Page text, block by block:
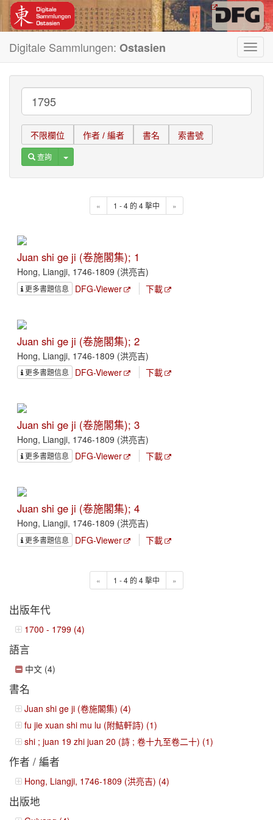
Digitale Sammlungen: Ostasien
不限欄位 作者 / 編者 書名 索書號
查詢 Toggle Dropdown
« 1 - 4 的 4 擊中 »
Juan shi ge ji (卷施閣集); 1
Hong, Liangji, 1746-1809 (洪亮吉)
更多書題信息 DFG-Viewer 下載
Juan shi ge ji (卷施閣集); 2
Hong, Liangji, 1746-1809 (洪亮吉)
更多書題信息 DFG-Viewer 下載
Juan shi ge ji (卷施閣集); 3
Hong, Liangji, 1746-1809 (洪亮吉)
更多書題信息 DFG-Viewer 下載
Juan shi ge ji (卷施閣集); 4
Hong, Liangji, 1746-1809 (洪亮吉)
更多書題信息 DFG-Viewer 下載
« 1 - 4 的 4 擊中 »
出版年代
1700 - 1799 (4)
語言
中文 (4)
書名
Juan shi ge ji (卷施閣集) (4)
fu jie xuan shi mu lu (附鮚軒詩) (1)
shi ; juan 19 zhi juan 20 (詩 ; 卷十九至卷二十) (1)
作者 / 編者
Hong, Liangji, 1746-1809 (洪亮吉) (4)
出版地